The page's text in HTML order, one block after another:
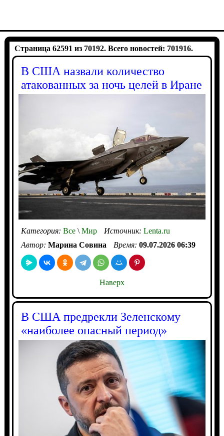
Страница 62591 из 70192. Всего новостей: 701916.
В США назвали количество
атакованных за ночь целей в Иране
Категория: Все\Мир Источник: Lenta.ru
Автор: Марина Совина Время: 09.07.2026 06:39
Наверх
В США предрекли Зеленскому
«наиболее опасный период»